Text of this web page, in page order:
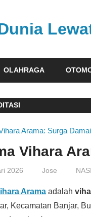
OLAHRAGA
Vihara
2026 Jose
Arama adalah
Kecamatan Banjar,